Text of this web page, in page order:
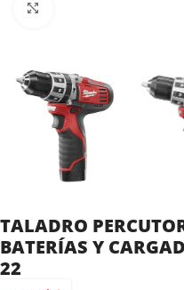
TALADRO
BATERÍAS Y
22